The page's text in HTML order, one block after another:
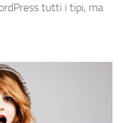
tutti i tipi, ma